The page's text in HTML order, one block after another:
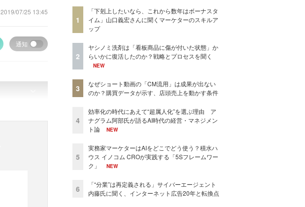
2019/07/25 13:45
通知
1
「下剋上したいなら、これから数年はボーナスタ
イム」山口義宏さんに聞くマーケターのスキルア
ップ
2
ヤシノミ洗剤は「看板商品に傷が付いた状態」か
らいかに復活したのか？戦略とプロセスを聞く
NEW
3
なぜショート動画の「CM流用」は成果が出ない
のか？購買データが示す、店頭売上を動かす条件
4
効率化の時代にあえて“超属人化”を選ぶ理由 ア
ナグラム阿部氏が語るAI時代の経営・マネジメン
ト論
NEW
5
実務家マーケターはAIをどこでどう使う？積水ハ
ウス イノコム CROが実践する「5Sフレームワー
ク」
NEW
6
「“分業”は再定義される」サイバーエージェント
内藤氏に聞く、インターネット広告20年と転換点